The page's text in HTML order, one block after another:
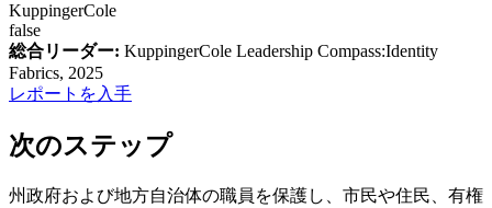
KuppingerCole
false
総合リーダー: KuppingerCole Leadership Compass:Identity
Fabrics, 2025
レポートを入手
次のステップ
州政府および地方自治体の職員を保護し、市民や住民、有権